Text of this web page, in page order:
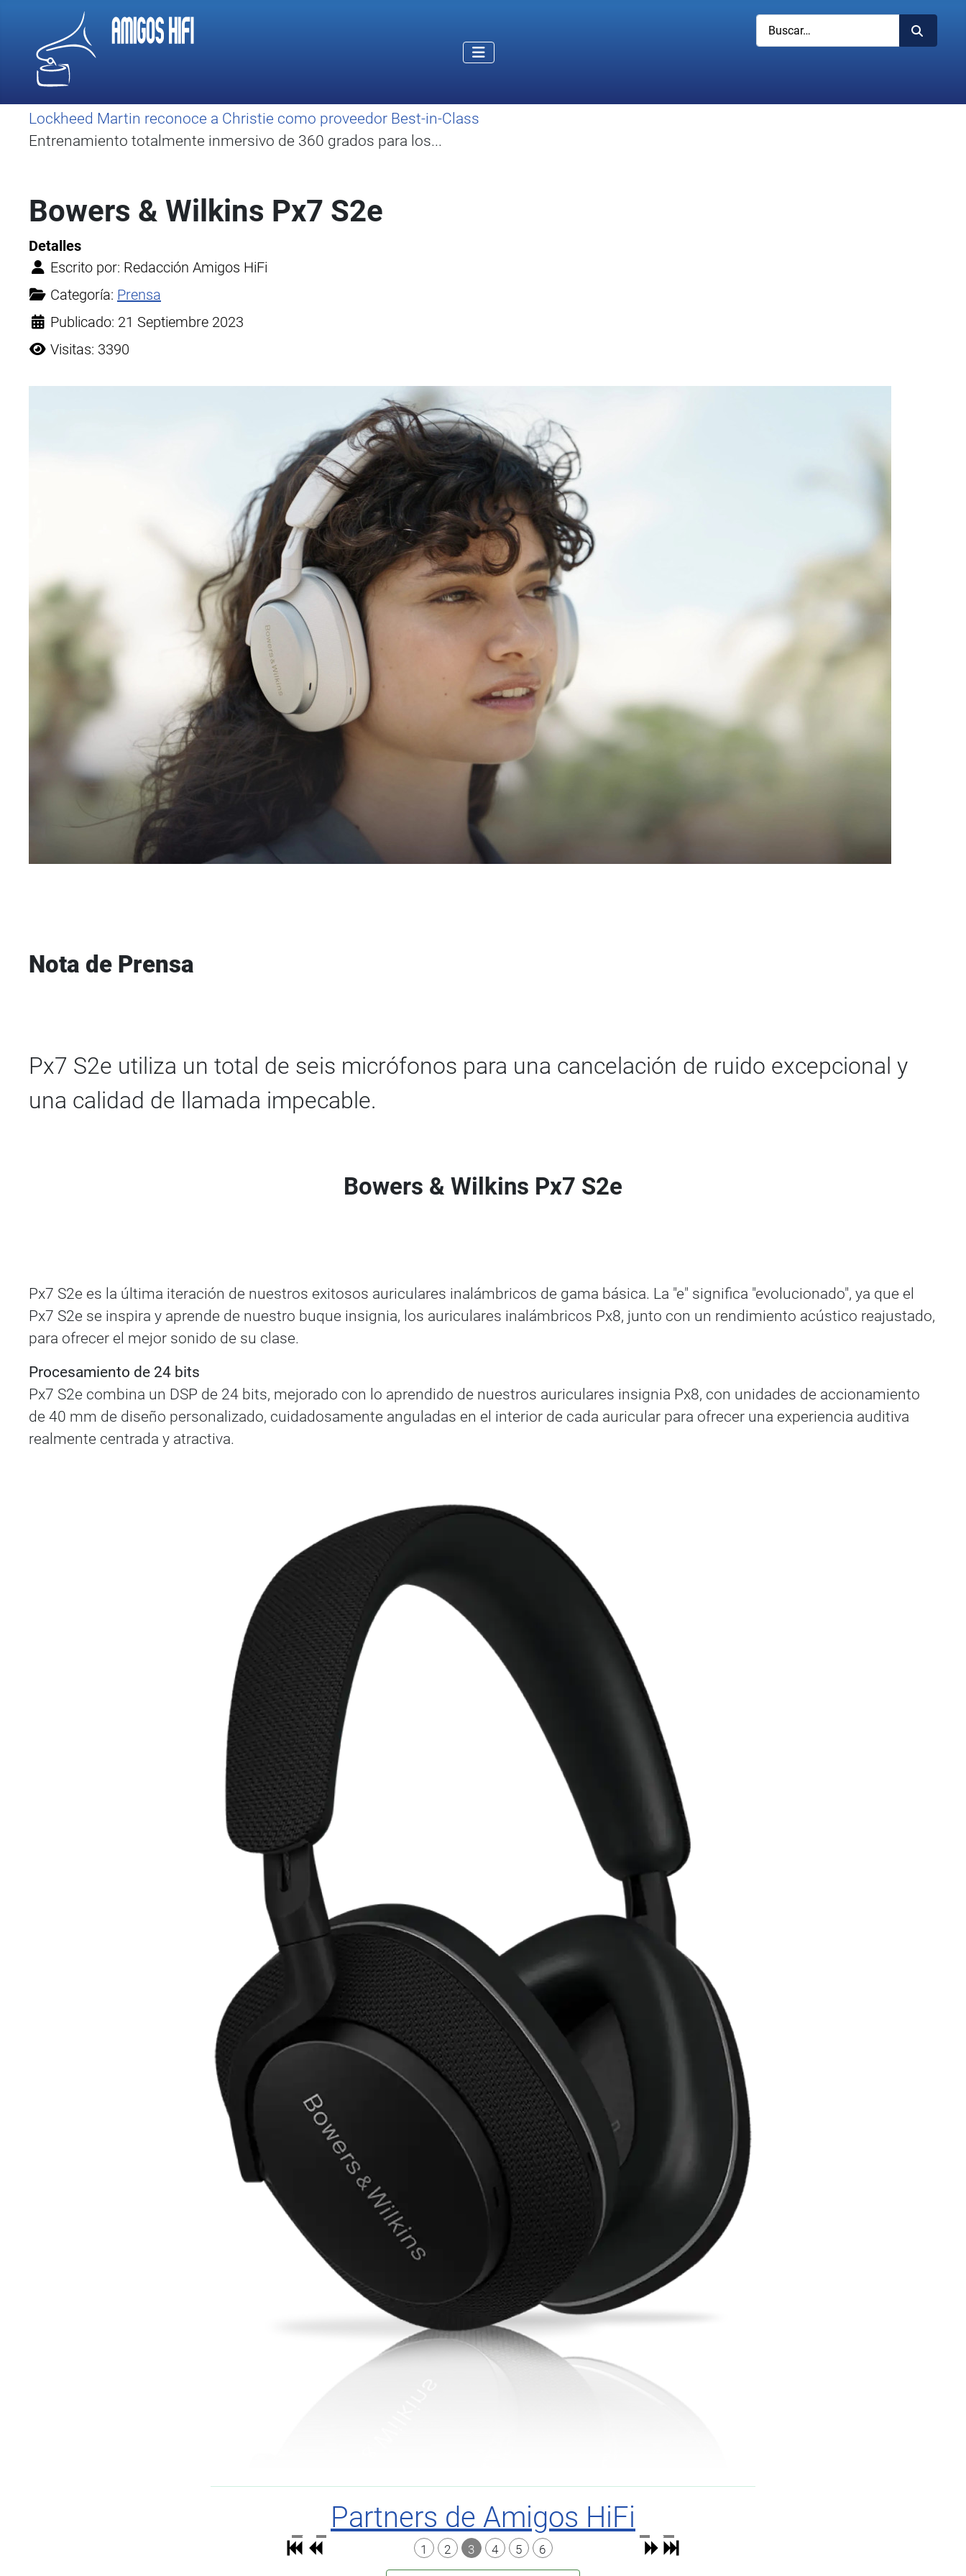
Buscar
Lockheed Martin reconoce a Christie como proveedor Best-in-Class
Entrenamiento totalmente inmersivo de 360 grados para los...
Bowers & Wilkins Px7 S2e
Detalles
Escrito por: Redacción Amigos HiFi
Categoría: Prensa
Publicado: 21 Septiembre 2023
Visitas: 3390
Nota de Prensa
Px7 S2e utiliza un total de seis micrófonos para una cancelación de ruido excepcional y
una calidad de llamada impecable.
Bowers & Wilkins Px7 S2e
Px7 S2e es la última iteración de nuestros exitosos auriculares inalámbricos de gama básica. La "e" significa "evolucionado", ya que el
Px7 S2e se inspira y aprende de nuestro buque insignia, los auriculares inalámbricos Px8, junto con un rendimiento acústico reajustado,
para ofrecer el mejor sonido de su clase.
Procesamiento de 24 bits
Px7 S2e combina un DSP de 24 bits, mejorado con lo aprendido de nuestros auriculares insignia Px8, con unidades de accionamiento
de 40 mm de diseño personalizado, cuidadosamente anguladas en el interior de cada auricular para ofrecer una experiencia auditiva
realmente centrada y atractiva.
Partners de Amigos HiFi
1 2 3 4 5 6